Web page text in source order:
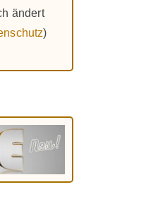
ändert
)